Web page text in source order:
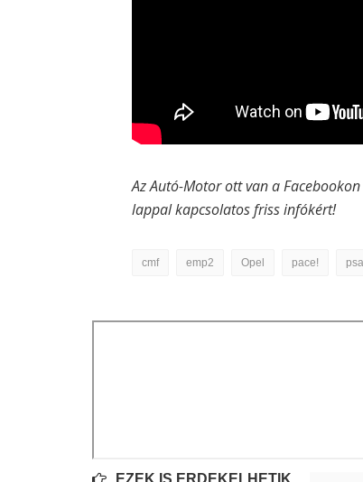
Az Autó-Motor ott van a
lappal kapcsolatos friss infókért!
cmf emp2 Opel pace!